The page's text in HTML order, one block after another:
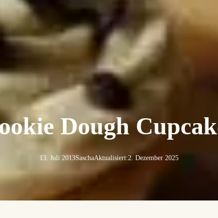
Dough
13. Juli 2013SaschaAktualisiert:2. Dezember 2025